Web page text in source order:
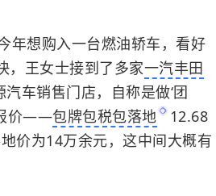
年想购入一台燃油轿车，看好
，王女士接到了多家一汽丰田
车销售门店，自称是做‘团
报价——包牌包税包落地
12.68
价为14万余元，这中间大概有